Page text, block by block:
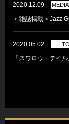
2020.12.09
＜雑誌掲載＞Jazz
2020.05.02
『スワロウ・テイ